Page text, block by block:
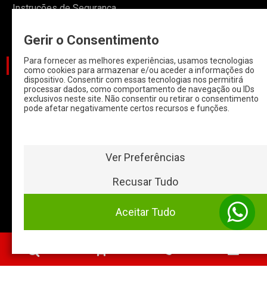
Instruções de Segurança
CATEGORIAS
CARROS
CARROS COM
Gerir o Consentimento
Para fornecer as melhores experiências, usamos tecnologias
como cookies para armazenar e/ou aceder a informações do
dispositivo. Consentir com essas tecnologias nos permitirá
processar dados, como comportamento de navegação ou IDs
exclusivos neste site. Não consentir ou retirar o consentimento
pode afetar negativamente certos recursos e funções.
Aceitar Tudo
Recusar Tudo
Ver Preferências